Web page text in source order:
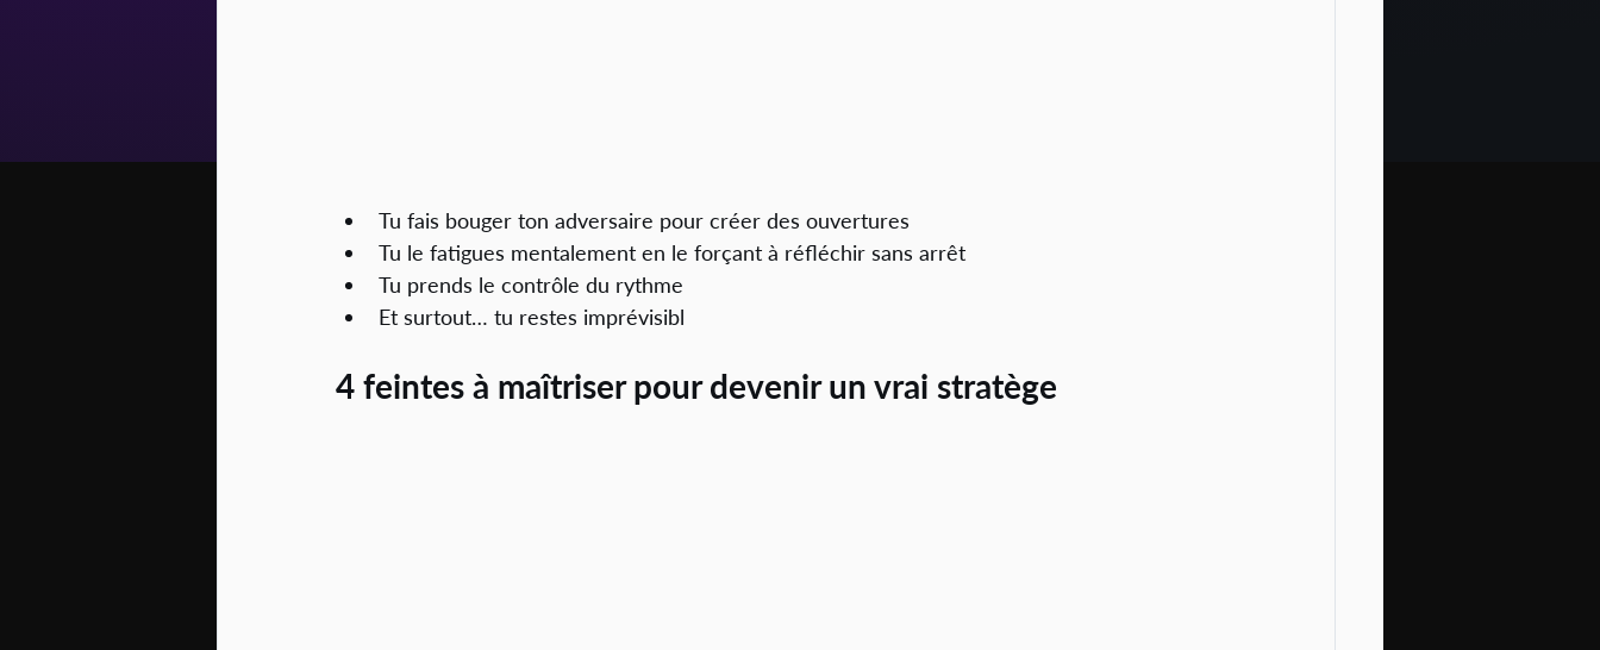
Tu fais bouger ton adversaire pour créer des ouvertures
Tu le fatigues mentalement en le forçant à réfléchir sans arrêt
Tu prends le contrôle du rythme
Et surtout… tu restes imprévisibl
4 feintes à maîtriser pour devenir un vrai stratège